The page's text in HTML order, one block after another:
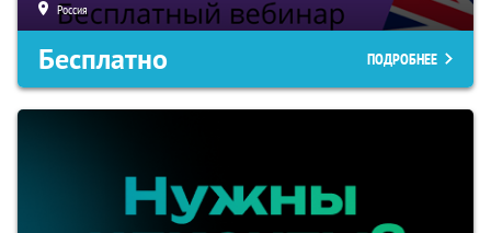
Россия
Бесплатно ПОДРОБНЕЕ